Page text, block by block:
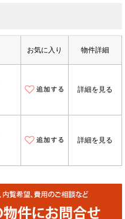
お気に入り 物件詳細
詳細を見る
詳細を見る